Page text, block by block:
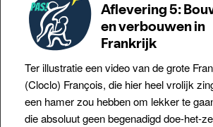
Ter illustratie een video van de grote
(Cloclo) François, die hier heel vrolijk
een hamer zou hebben om lekker te
die absoluut geen begenadigd doe-het-